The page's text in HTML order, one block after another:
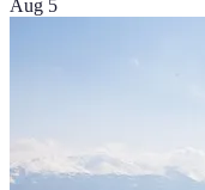
Aug 5